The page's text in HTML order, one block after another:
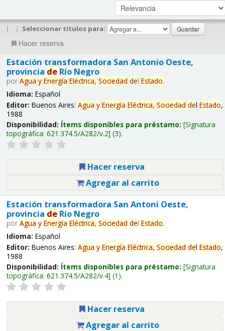
| | Seleccionar títulos para:
Hacer reserva
Estación transformadora San Antonio Oeste,
provincia deRío Negro
por Agua y Energía Eléctrica, Sociedad del Estado.
Idioma: Español
Editor: Buenos Aires: Agua y Energía Eléctrica, Sociedad del Estado,
1988
Disponibilidad: Ítems disponibles para préstamo: Signatura
topográfica: 621.374.5/A282/v.2 (3).
Hacer reserva
Agregar al carrito
Estación transformadora San Antoni Oeste,
provincia deRío Negro
por Agua y Energía Eléctrica, Sociedad del Estado.
Idioma: Español
Editor: Buenos Aires: Agua y Energía Eléctrica, Sociedad del Estado,
1988
Disponibilidad: Ítems disponibles para préstamo: Signatura
topográfica: 621.374.5/A282/v.4 (1).
Hacer reserva
Agregar al carrito